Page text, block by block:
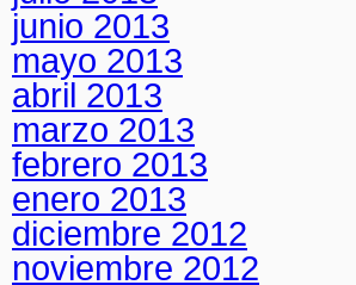
junio 2013
mayo 2013
abril 2013
marzo 2013
febrero 2013
enero 2013
diciembre 2012
noviembre 2012